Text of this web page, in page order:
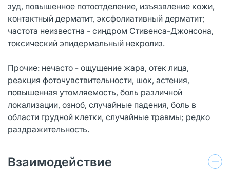
зуд, повышенное потоотделение, изъязвление кожи,
контактный дерматит, эксфолиативный дерматит;
частота неизвестна - синдром Стивенса-Джонсона,
токсический эпидермальный некролиз.
Прочие: нечасто - ощущение жара, отек лица,
реакция фоточувствительности, шок, астения,
повышенная утомляемость, боль различной
локализации, озноб, случайные падения, боль в
области грудной клетки, случайные травмы; редко
раздражительность.
Взаимодействие